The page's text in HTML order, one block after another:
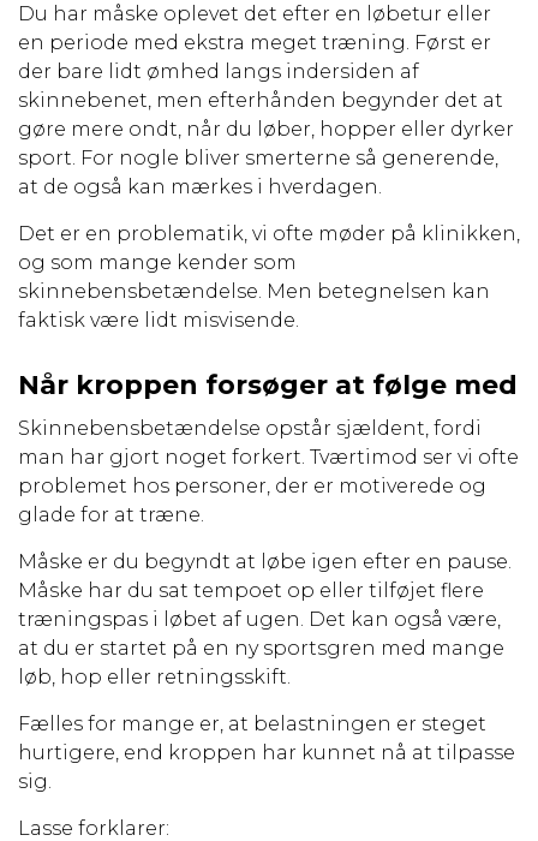
Du har måske oplevet det efter en løbetur eller
en periode med ekstra meget træning. Først er
der bare lidt ømhed langs indersiden af
skinnebenet, men efterhånden begynder det at
gøre mere ondt, når du løber, hopper eller dyrker
sport. For nogle bliver smerterne så generende,
at de også kan mærkes i hverdagen.
Det er en problematik, vi ofte møder på klinikken,
og som mange kender som
skinnebensbetændelse. Men betegnelsen kan
faktisk være lidt misvisende.
Når kroppen forsøger at følge med
Skinnebensbetændelse opstår sjældent, fordi
man har gjort noget forkert. Tværtimod ser vi ofte
problemet hos personer, der er motiverede og
glade for at træne.
Måske er du begyndt at løbe igen efter en pause.
Måske har du sat tempoet op eller tilføjet flere
træningspas i løbet af ugen. Det kan også være,
at du er startet på en ny sportsgren med mange
løb, hop eller retningsskift.
Fælles for mange er, at belastningen er steget
hurtigere, end kroppen har kunnet nå at tilpasse
sig.
Lasse forklarer: